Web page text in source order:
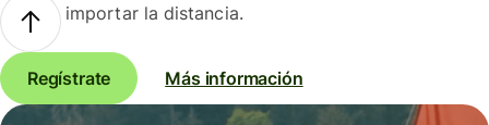
importar la distancia.
Regístrate Más información